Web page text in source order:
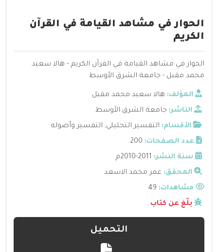
الحوار في مشاهد القيامة في القرآن
الكريم
الحوار في مشاهد القيامة في القرآن الكريم - هالا سعيد
محمد مقبل - جامعة الشرق الأوسط
المؤلف: هالا سعيد محمد مقبل
الناشر: جامعة الشرق الأوسط
الأقسام: التفسير التحليلي, التفسير وأصوله
عدد الصفحات: 200
سنة النشر: 2011-2010م
المحقق: عمر محمد الاسعد
مشاهدات:
بلّغ عن كتاب
التحميل